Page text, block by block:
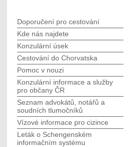
Doporučení pro cestování
Kde nás najdete
Konzulární úsek
Cestování do Chorvatska
Pomoc v nouzi
Konzulární informace a služby
pro občany ČR
Seznam advokátů, notářů a
soudních tlumočníků
Vízové informace pro cizince
Leták o Schengenském
informačním systému